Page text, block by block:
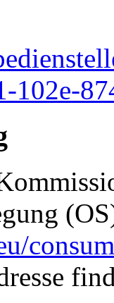
102e-